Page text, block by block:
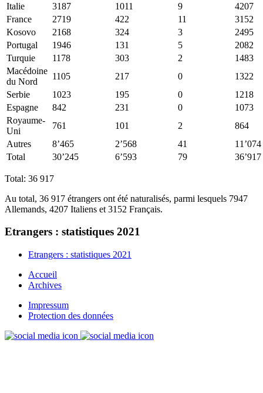
Italie
3187 1011 9
4207
France
2719 422 11
3152
Kosovo
2168 324 3
2495
Portugal
1946 131 5
2082
Turquie
1178 303 2
1483
Macédoine
du Nord
1105 217 0
1322
Serbie
1023 195 0
1218
Espagne
842 231 0
1073
Royaume-
Uni
761 101 2
864
Autres
8’465 2’568 41
11’074
Total
30’245 6’593 79 36’917
Total: 36 917
Au total, 36 917 étrangers ont été naturalisés, parmi lesquels 7947
Allemands, 4207 Italiens et 3152 Français.
Etrangers : statistiques 2021
Etrangers : statistiques 2021
Accueil
Archives
Impressum
Protection des données